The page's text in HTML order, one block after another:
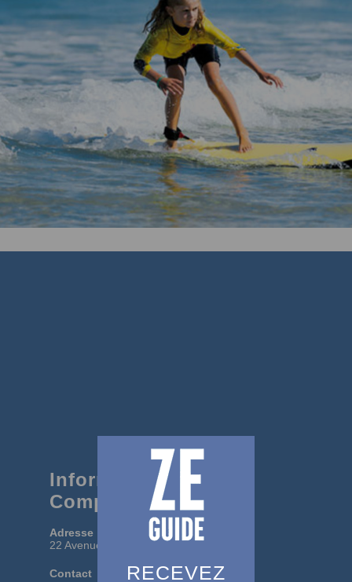
RECEVEZ
Informations
Complémentaires :
Adresse
22 Avenue des Goelands, Cap Ferret
Contact